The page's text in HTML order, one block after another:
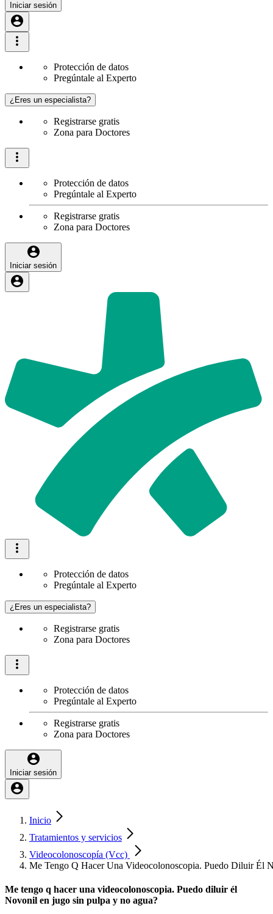
Iniciar sesión
Protección de datos
Pregúntale al Experto
¿Eres un especialista?
Registrarse gratis
Zona para Doctores
Protección de datos
Pregúntale al Experto
Registrarse gratis
Zona para Doctores
Iniciar sesión
Protección de datos
Pregúntale al Experto
¿Eres un especialista?
Registrarse gratis
Zona para Doctores
Protección de datos
Pregúntale al Experto
Registrarse gratis
Zona para Doctores
Iniciar sesión
Inicio
Tratamientos y servicios
Videocolonoscopía (Vcc)
Me Tengo Q Hacer Una Videocolonoscopia. Puedo Diluir Él
Me tengo q hacer una videocolonoscopia. Puedo diluir él
Novonil en jugo sin pulpa y no agua?